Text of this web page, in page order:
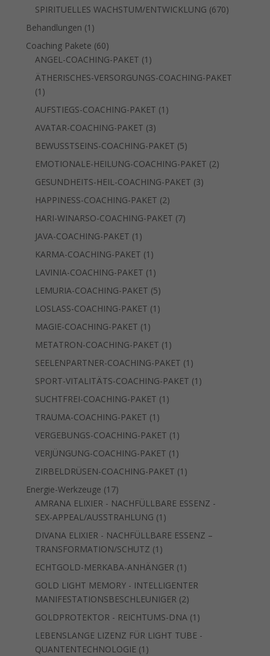
Produkte
SPIRITUELLES WACHSTUM/ENTWICKLUNG 670670
Behandlungen 1 1
Produkt
Coaching Pakete 6060
Produkte
ANGEL-COACHING-PAKET 1 1
Produkt
ÄTHERISCHES-VERSORGUNGS-COACHING-PAKET
1 1
Produkt
AUFSTIEGS-COACHING-PAKET 1 1
AVATAR-COACHING-PAKET 33
Produkte
BEWUSSTSEINS-COACHING-PAKET 55
Produkte
EMOTIONALE-HEILUNG-COACHING-PAKET 22
GESUNDHEITS-HEIL-COACHING-PAKET 33
HAPPINESS-COACHING-PAKET 22
Produkte
HARI-WINARSO-COACHING-PAKET 77
JAVA-COACHING-PAKET 1 1
Produkt
KARMA-COACHING-PAKET 1 1
Produkt
LAVINIA-COACHING-PAKET 1 1
Produkt
LEMURIA-COACHING-PAKET 55
Produkte
LOSLASS-COACHING-PAKET 1 1
MAGIE-COACHING-PAKET 1 1
Produkt
METATRON-COACHING-PAKET 1 1
Produkt
SEELENPARTNER-COACHING-PAKET 1 1
Produkt
SPORT-VITALITÄTS-COACHING-PAKET 1 1
SUCHTFREI-COACHING-PAKET 1 1
TRAUMA-COACHING-PAKET 1 1
Produkt
VERGEBUNGS-COACHING-PAKET 1 1
Produkt
VERJÜNGUNG-COACHING-PAKET 1 1
Produkt
ZIRBELDRÜSEN-COACHING-PAKET 1 1
Energie-Werkzeuge 1717
Produkte
AMRANA ELIXIER - NACHFÜLLBARE ESSENZ -
SEX-APPEAL/AUSSTRAHLUNG 1 1
Produkt
DIVANA ELIXIER - NACHFÜLLBARE ESSENZ –
TRANSFORMATION/SCHUTZ 1 1
Produkt
ECHTGOLD-MERKABA-ANHÄNGER 1 1
Produkt
GOLD LIGHT MEMORY - INTELLIGENTER
MANIFESTATIONSBESCHLEUNIGER 22
Produkte
GOLDPROTEKTOR - REICHTUMS-DNA 1 1
Produkt
LEBENSLANGE LIZENZ FÜR LIGHT TUBE -
QUANTENTECHNOLOGIE 1 1